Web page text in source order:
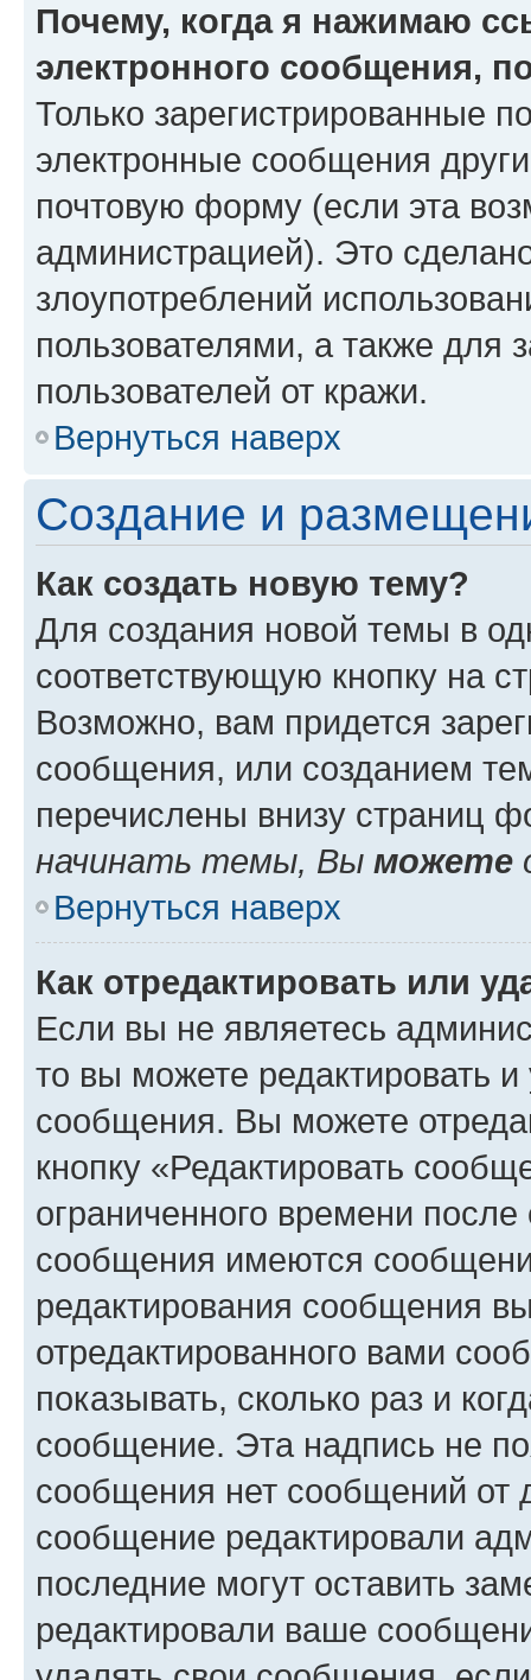
Почему, когда я нажимаю
электронного сообщения,
Только зарегистрированные
электронные сообщения
почтовую форму (если эта
администрацией). Это
злоупотреблений
пользователями, а также для
пользователей от кражи.
Вернуться наверх
Создание и
Как создать новую тему?
Для создания новой темы в
соответствующую кнопку на
Возможно, вам придется
сообщения, или созданием
перечислены внизу страниц
начинать темы, Вы можете
Вернуться наверх
Как отредактировать или
Если вы не являетесь
то вы можете редактировать
сообщения. Вы можете
кнопку «Редактировать
ограниченного времени
сообщения имеются
редактирования сообщения
отредактированного вами
показывать, сколько раз и
сообщение. Эта надпись не
сообщения нет сообщений от
сообщение редактировали
последние могут оставить
редактировали ваше